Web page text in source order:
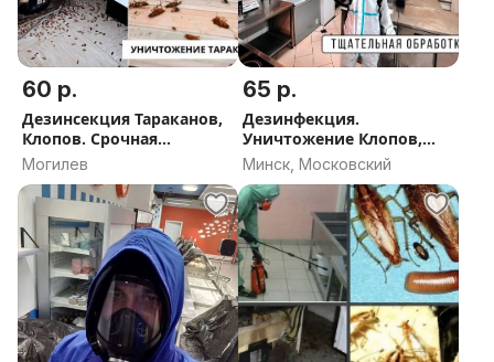
60 р.
Дезинсекция Тараканов,
Клопов. Срочная
обработка
Могилев
65 р.
Дезинфекция.
Уничтожение Клопов,
Тараканов, Клещей
Минск, Московский